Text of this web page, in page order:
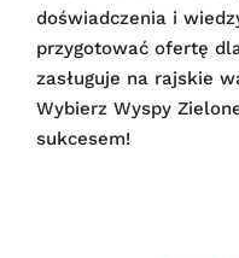
doświadczenia i
przygotować ofertę
zasługuje na rajskie
Wybierz Wyspy
sukcesem!